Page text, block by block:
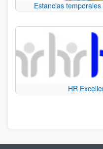
Estancias
HR